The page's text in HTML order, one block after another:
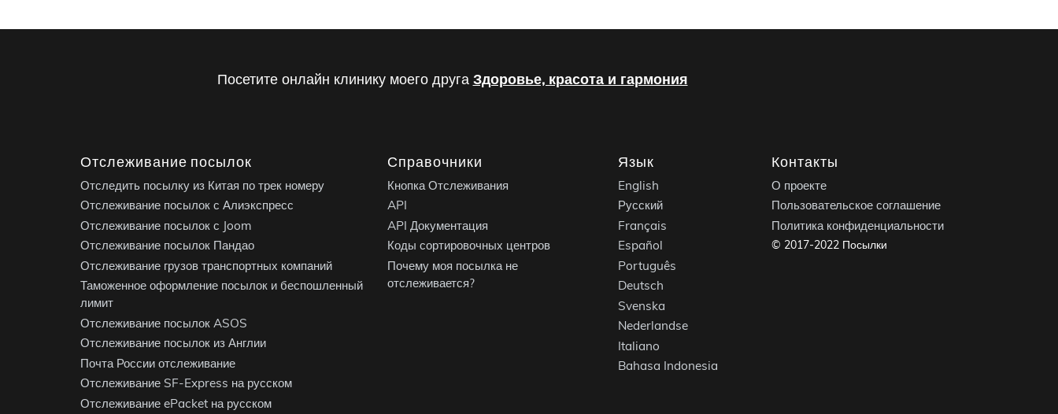
Посетите онлайн клинику моего друга Здоровье, красота и гармония
Отслеживание посылок
Отследить посылку из Китая по трек номеру
Отслеживание посылок с Алиэкспресс
Отслеживание посылок с Joom
Отслеживание посылок Пандао
Отслеживание грузов транспортных компаний
Таможенное оформление посылок и беспошленный
лимит
Отслеживание посылок ASOS
Отслеживание посылок из Англии
Почта России отслеживание
Отслеживание SF-Express на русском
Отслеживание ePacket на русском
Справочники
Кнопка Отслеживания
API
API Документация
Коды сортировочных центров
Почему моя посылка не
отслеживается?
Язык
English
Русский
Français
Español
Português
Deutsch
Svenska
Nederlandse
Italiano
Bahasa Indonesia
Контакты
О проекте
Пользовательское соглашение
Политика конфиденциальности
© 2017-2022 Посылки